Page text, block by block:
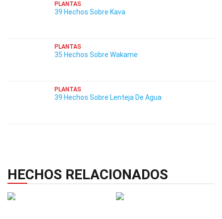
PLANTAS
39 Hechos Sobre Kava
PLANTAS
35 Hechos Sobre Wakame
PLANTAS
39 Hechos Sobre Lenteja De Agua
HECHOS RELACIONADOS